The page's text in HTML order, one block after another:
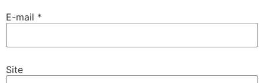
E-mail *
Site